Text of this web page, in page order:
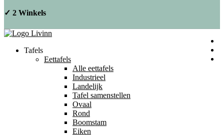
✓ 2 Winkels
Tafels
Eettafels
Alle eettafels
Industrieel
Landelijk
Tafel samenstellen
Ovaal
Rond
Boomstam
Eiken